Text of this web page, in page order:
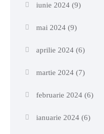
iunie 2024(9)
mai 2024(9)
aprilie 2024(6)
martie 2024(7)
februarie 2024(6)
ianuarie 2024(6)